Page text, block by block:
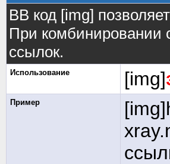
BB код [img]
При комбинировании
ссылок.
Использование [img]
Пример